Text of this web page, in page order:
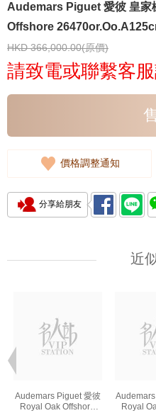
Audemars Piguet 愛彼 皇家
Offshore
HKD 366,000.00(原價)
請致電或聯繫客
價格調整通知
分享給朋友
近
Audemars Piguet 愛彼
Royal Oak Offshore
Royal